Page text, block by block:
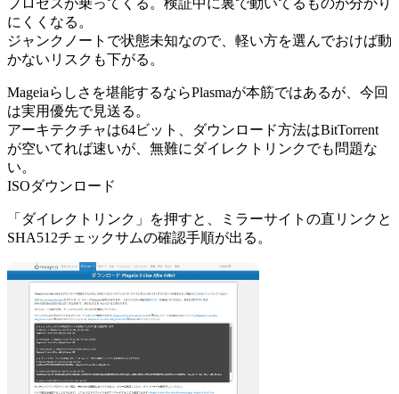
プロセスが乗ってくる。検証中に裏で動いてるものが分かり
にくくなる。
ジャンクノートで状態未知なので、軽い方を選んでおけば動
かないリスクも下がる。
Mageiaらしさを堪能するならPlasmaが本筋ではあるが、今回
は実用優先で見送る。
アーキテクチャは64ビット、ダウンロード方法はBitTorrent
が空いてれば速いが、無難にダイレクトリンクでも問題な
い。
ISOダウンロード
「ダイレクトリンク」を押すと、ミラーサイトの直リンクと
SHA512チェックサムの確認手順が出る。